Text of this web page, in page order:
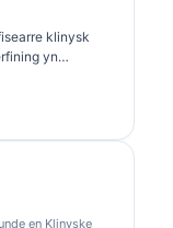
klinysk
yn
analyse. Se
oer
en Klinyske